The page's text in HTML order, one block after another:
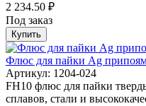
2 234.50 ₽
Под заказ
Купить
Флюс для пайки Ag
Артикул: 1204-024
FH10 флюс для пайки
сплавов, стали и